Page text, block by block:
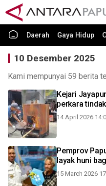
Daerah Gaya Hidup
10 Desember 2025
Kami mempunyai 59 berita
Kejari
perkara
14 April 2026
Pemprov
layak huni
15 March 2026